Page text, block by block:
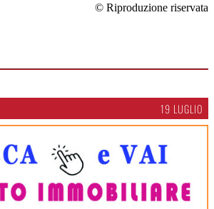
© Riproduzione riservata
19 LUGLIO